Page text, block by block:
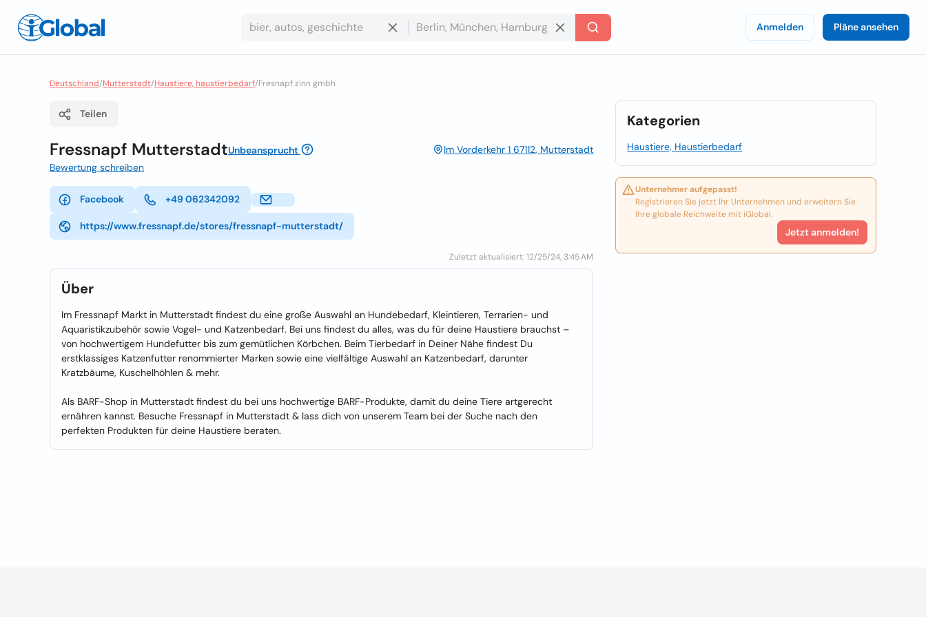
Anmelden Pläne ansehen
Deutschland/Mutterstadt/Haustiere, haustierbedarf/Fresnapf zinn gmbh
Teilen
Fressnapf MutterstadtUnbeansprucht
Im Vorderkehr 1 67112, Mutterstadt
Bewertung schreiben
Facebook +49 062342092
https://www.fressnapf.de/stores/fressnapf-mutterstadt/
Zuletzt aktualisiert: 12/25/24, 3:45 AM
Über
Im Fressnapf Markt in Mutterstadt findest du eine große Auswahl an Hundebedarf, Kleintieren, Terrarien- und
Aquaristikzubehör sowie Vogel- und Katzenbedarf. Bei uns findest du alles, was du für deine Haustiere brauchst –
von hochwertigem Hundefutter bis zum gemütlichen Körbchen. Beim Tierbedarf in Deiner Nähe findest Du
erstklassiges Katzenfutter renommierter Marken sowie eine vielfältige Auswahl an Katzenbedarf, darunter
Kratzbäume, Kuschelhöhlen & mehr.
Als BARF-Shop in Mutterstadt findest du bei uns hochwertige BARF-Produkte, damit du deine Tiere artgerecht
ernähren kannst. Besuche Fressnapf in Mutterstadt & lass dich von unserem Team bei der Suche nach den
perfekten Produkten für deine Haustiere beraten.
Kategorien
Haustiere, Haustierbedarf
Unternehmer aufgepasst!
Registrieren Sie jetzt Ihr Unternehmen und erweitern Sie
Ihre globale Reichweite mit iGlobal.
Jetzt anmelden!